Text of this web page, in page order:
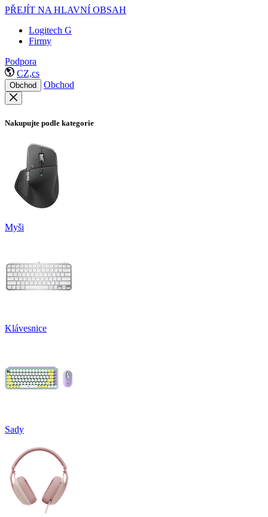
PŘEJÍT NA HLAVNÍ OBSAH
Logitech G
Firmy
Podpora
CZ,cs
Obchod Obchod
Nakupujte podle kategorie
Myši
Klávesnice
Sady